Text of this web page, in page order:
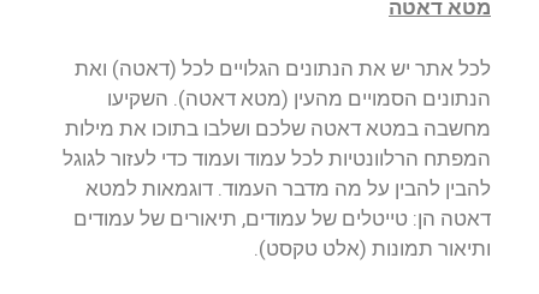
מטא דאטה
לכל אתר יש את הנתונים הגלויים לכל (דאטה) ואת
הנתונים הסמויים מהעין (מטא דאטה). השקיעו
מחשבה במטא דאטה שלכם ושלבו בתוכו את מילות
המפתח הרלוונטיות לכל עמוד ועמוד כדי לעזור לגוגל
להבין להבין על מה מדבר העמוד. דוגמאות למטא
דאטה הן: טייטלים של עמודים, תיאורים של עמודים
ותיאור תמונות (אלט טקסט).